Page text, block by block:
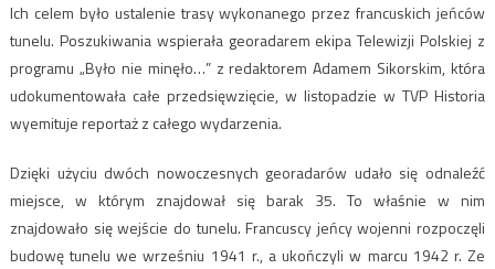
Ich celem było ustalenie trasy wykonanego przez francuskich jeńców
tunelu. Poszukiwania wspierała georadarem ekipa Telewizji Polskiej z
programu „Było nie minęło…” z redaktorem Adamem Sikorskim, która
udokumentowała całe przedsięwzięcie, w listopadzie w TVP Historia
wyemituje reportaż z całego wydarzenia.
Dzięki użyciu dwóch nowoczesnych georadarów udało się odnaleźć
miejsce, w którym znajdował się barak 35. To właśnie w nim
znajdowało się wejście do tunelu. Francuscy jeńcy wojenni rozpoczęli
budowę tunelu we wrześniu 1941 r., a ukończyli w marcu 1942 r. Ze